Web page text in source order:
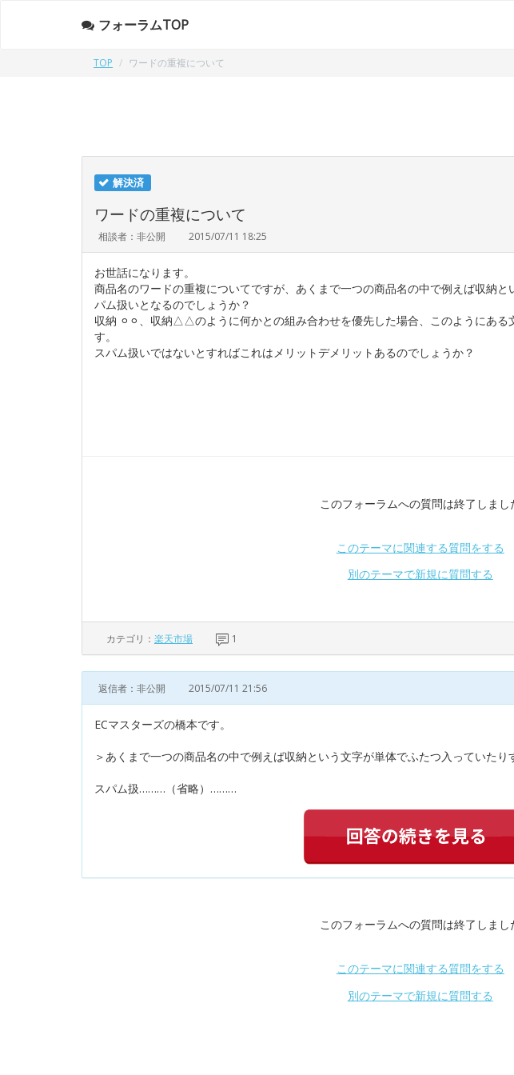
フォーラムTOP
TOP ワードの重複について
解決済
ワードの重複について
相談者：非公開 2015/07/11 18:25
お世話になります。
商品名のワードの重複についてですが、あくまで一つの商品名の中で例えば収納
パム扱いとなるのでしょうか？
収納 ⚪︎⚪︎、収納△△のように何かとの組み合わせを優先した場合、このようにある
す。
スパム扱いではないとすればこれはメリットデメリットあるのでしょうか？
このフォーラムへの質問は終了しまし
このテーマに関連する質問をする
別のテーマで新規に質問する
カテゴリ： 楽天市場 1
返信者：非公開 2015/07/11 21:56
ECマスターズの橋本です。
＞あくまで一つの商品名の中で例えば収納という文字が単体でふたつ入っていた
スパム扱………（省略）………
このフォーラムへの質問は終了しまし
このテーマに関連する質問をする
別のテーマで新規に質問する